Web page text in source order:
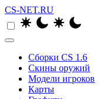
CS-NET.RU
Сборки CS 1.6
Скины оружий
Модели игроков
Карты